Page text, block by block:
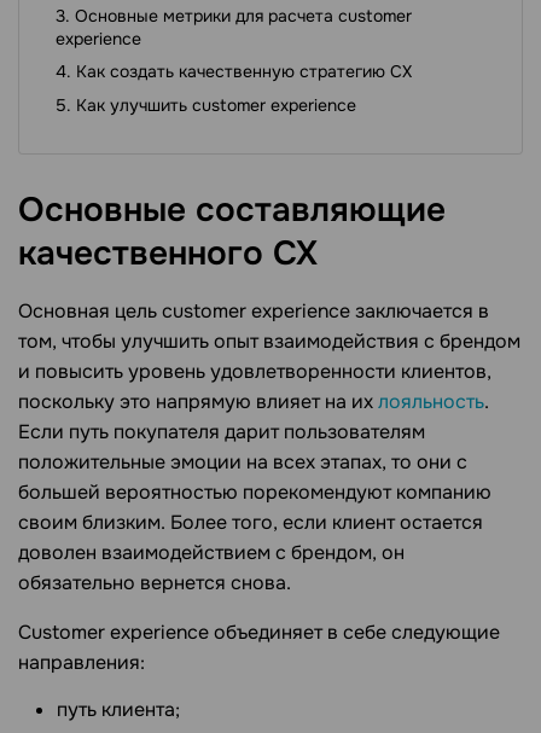
Основные метрики для расчета customer
experience
Как создать качественную стратегию CX
Как улучшить customer experience
Основные составляющие
качественного CX
Основная цель customer experience заключается в
том, чтобы улучшить опыт взаимодействия с брендом
и повысить уровень удовлетворенности клиентов,
поскольку это напрямую влияет на ихлояльность.
Если путь покупателя дарит пользователям
положительные эмоции на всех этапах, то они с
большей вероятностью порекомендуют компанию
своим близким. Более того, если клиент остается
доволен взаимодействием с брендом, он
обязательно вернется снова.
Customer experience объединяет в себе следующие
направления:
путь клиента;